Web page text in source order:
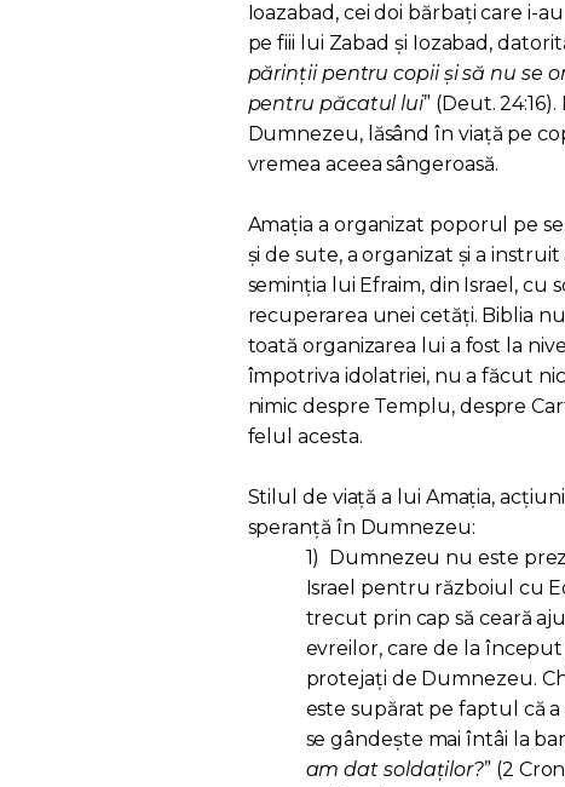
Ioazabad, cei doi bărbați care i-
pe fiii lui Zabad și Iozabad,
părinții pentru copii și să nu se
pentru păcatul lui” (Deut.
Dumnezeu, lăsând în viață pe
vremea aceea sângeroasă.
Amația a organizat poporul pe
și de sute, a organizat și a
seminția lui Efraim, din Israel,
recuperarea unei cetăți. Biblia
toată organizarea lui a fost la
împotriva idolatriei, nu a făcut
nimic despre Templu, despre
felul acesta.
Stilul de viață a lui Amația,
speranță în Dumnezeu:
1) Dumnezeu nu este
Israel pentru războiul cu
trecut prin cap să ceară
evreilor, care de la
protejați de Dumnezeu.
este supărat pe faptul că
se gândește mai întâi la
am dat soldaților?” (2